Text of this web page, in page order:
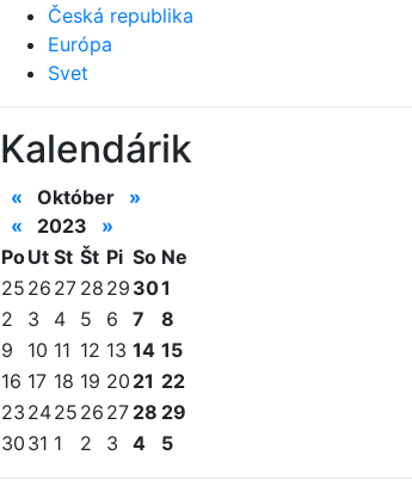
Česká republika
Európa
Svet
Kalendárik
« Október
»
«
2023
»
PoUt St Št Pi So Ne
25 26 27 28 29 301
2
3 4 5 6 7
8
9
10 11 12 13 14 15
16 17 18 19 20 21 22
23 2425 26 27 28 29
30 31 1 2 3 4 5